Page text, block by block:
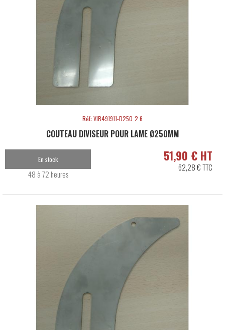
Réf: VIR491911-D250_2.6
COUTEAU DIVISEUR POUR LAME Ø250MM
51,90 € HT
62,28 € TTC
En stock
48 à 72 heures